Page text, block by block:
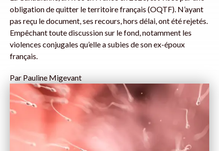
obligation de quitter le territoire français (OQTF). N’ayant
pas reçu le document, ses recours, hors délai, ont été rejetés.
Empêchant toute discussion sur le fond, notamment les
violences conjugales qu’elle a subies de son ex-époux
français.
Par Pauline Migevant